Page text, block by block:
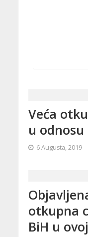
Veća
u
6 Augusta, 2019
otkupna
BiH u